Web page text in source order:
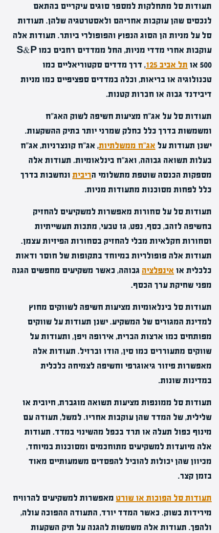
תעודות סל מתחלקות למספר סוגים עיקריים בהתאם
לנכסים שהן עוקבות אחריהם ולאסטרטגיה שלהן. תעודות
סל על מניות הן הסוג הנפוץ והפופולרי ביותר. תעודות אלה
עוקבות אחרי מדדי מניות, החל ממדדים רחבים כמו S&P
500 או
תל אביב 125
, דרך מדדים סקטוריאליים כמו
טכנולוגיה או בריאות, וכלה במדדים ספציפיים כמו מניות
דיבידנד גבוה או חברות קטנות.
תעודות סל על אג"ח מציעות חשיפה לשוק האג"ח
ומשמשות בדרך כלל כחלק שמרני יותר בתיק ההשקעות.
ישנן תעודות על אג"ח ממשלתיות, אג"ח קונצרניות, אג"ח
בעלות תשואה גבוהה, ואג"ח בינלאומיות. תעודות אלה
מספקות הכנסה שוטפת מתשלומי הריבית ונחשבות בדרך
כלל לפחות מסוכנות מתעודות מניות.
תעודות סל על סחורות מאפשרות למשקיעים להחזיק
בחשיפה לזהב, כסף, נפט, גז טבעי, מתכות תעשייתיות
וסחורות חקלאיות מבלי להחזיק בסחורות הפיזיות עצמן.
תעודות אלה פופולריות במיוחד בתקופות של חוסר ודאות
כלכלית או אינפלציה גבוהה, כאשר משקיעים מחפשים הגנה
מפני שחיקת ערך הכסף.
תעודות סל בינלאומיות מציעות חשיפה לשווקים מחוץ
למדינת המגורים של המשקיע. ישנן תעודות על שווקים
מפותחים כמו ארצות הברית, אירופה ויפן, ותעודות על
שווקים מתעוררים כמו סין, הודו וברזיל. תעודות אלה
מאפשרות פיזור גיאוגרפי וחשיפה לצמיחה כלכלית
במדינות שונות.
תעודות סל ממונפות מציעות תשואה מוגברת, חיובית או
שלילית, של המדד שהן עוקבות אחריו. למשל, תעודה עם
מינוף כפול תעלה או תרד בכפל מהשינוי במדד. תעודות
אלה מיועדות למשקיעים מתוחכמים ומסוכנות במיוחד,
מכיוון שהן יכולות להוביל להפסדים משמעותיים מאוד
בזמן קצר.
תעודות סל הפוכות או שורט מאפשרות למשקיעים להרוויח
מירידות בשוק. כאשר המדד יורד, התעודה ההפוכה עולה,
ולהפך. תעודות אלה משמשות להגנה על תיק השקעות